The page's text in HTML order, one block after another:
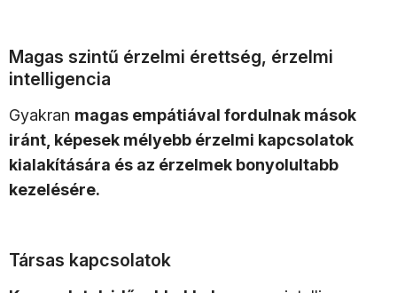
Magas szintű érzelmi érettség, érzelmi
intelligencia
Gyakran magas empátiával fordulnak mások
iránt, képesek mélyebb érzelmi kapcsolatok
kialakítására és az érzelmek bonyolultabb
kezelésére.
Társas kapcsolatok